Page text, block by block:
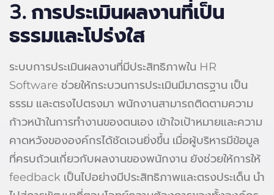
3. การประเมินผลงานที่เป็น
ธรรมและโปร่งใส
ระบบการประเมินผลงานที่มีประสิทธิภาพใน HR
Software ช่วยให้กระบวนการประเมินมีมาตรฐาน เป็น
ธรรม และตรงไปตรงมา พนักงานสามารถติดตามความ
ก้าวหน้าในการทำงานของตนเอง เข้าใจเป้าหมายและความ
คาดหวังขององค์กรได้ชัดเจนยิ่งขึ้น เมื่อผู้บริหารมีข้อมูล
ที่ครบถ้วนเกี่ยวกับผลงานของพนักงาน ยังช่วยให้การให้
feedback เป็นไปอย่างมีประสิทธิภาพและตรงประเด็น นำ